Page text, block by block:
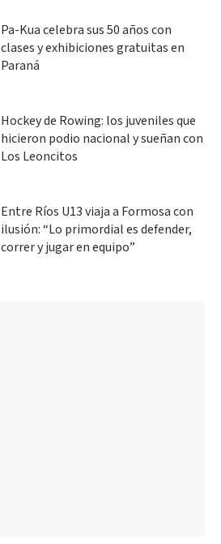
Pa-Kua celebra sus 50 años con
clases y exhibiciones gratuitas en
Paraná
Hockey de Rowing: los juveniles que
hicieron podio nacional y sueñan con
Los Leoncitos
Entre Ríos U13 viaja a Formosa con
ilusión: “Lo primordial es defender,
correr y jugar en equipo”